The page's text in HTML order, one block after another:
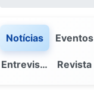
Notícias Eventos
Entrevistas Revista